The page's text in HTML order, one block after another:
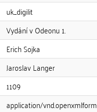
uk_digilit
Vydání v Odeonu 1.
Erich Sojka
Jaroslav Langer
1109
application/